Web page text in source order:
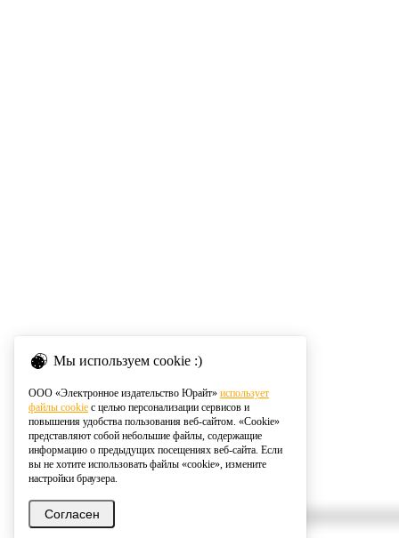
Мы используем cookie :)
ООО «Электронное издательство Юрайт» использует
файлы cookie с целью персонализации сервисов и
повышения удобства пользования веб-сайтом. «Cookie»
представляют собой небольшие файлы, содержащие
информацию о предыдущих посещениях веб-сайта. Если
вы не хотите использовать файлы «cookie», измените
настройки браузера.
Согласен